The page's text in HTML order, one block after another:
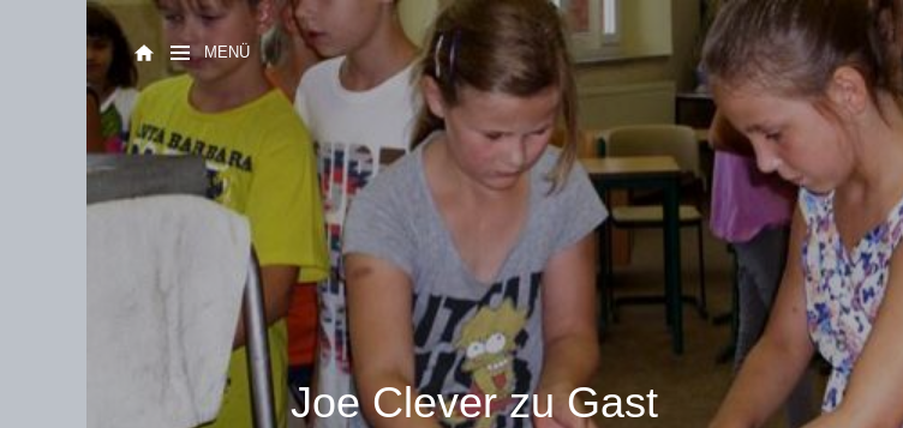
MENÜ
Joe Clever zu Gast